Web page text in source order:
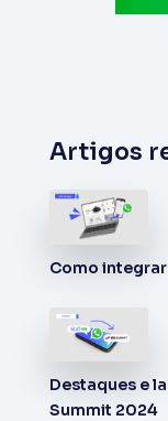
Artigos
Como
Destaques e
Summit 2024